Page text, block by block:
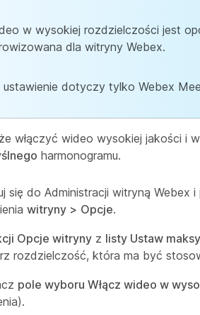
w wysokiej rozdzielczości jest
dla witryny Webex.
ustawienie dotyczy tylko Webex
włączyć wideo wysokiej jakości i
harmonogramu.
się do Administracji witryną Webex
witryny > Opcje.
Opcje witryny z listy Ustaw
rozdzielczość, która ma być
pole wyboru Włącz wideo w